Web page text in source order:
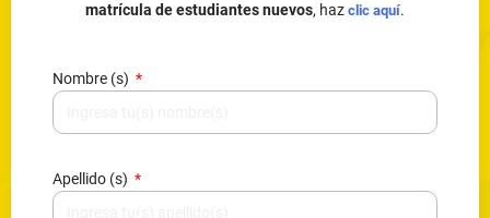
matrícula de estudiantes nuevos, haz clic aquí.
Nombre (s)
Apellido (s)